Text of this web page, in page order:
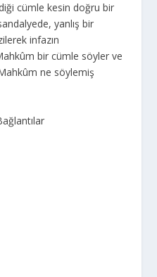
cümle kesin doğru bir
yanlış bir
infazın
bir cümle söyler ve
ne söylemiş